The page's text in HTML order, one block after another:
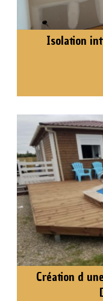
Isolation
Création d